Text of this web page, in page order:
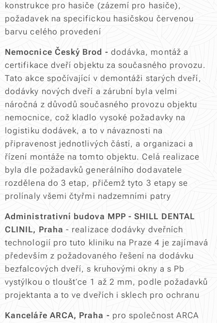
konstrukce pro hasiče (zázemí pro hasiče),
požadavek na specifickou hasičskou červenou
barvu celého provedení
Nemocnice Český Brod - dodávka, montáž a
certifikace dveří objektu za současného provozu.
Tato akce spočívající v demontáži starých dveří,
dodávky nových dveří a zárubní byla velmi
náročná z důvodů současného provozu objektu
nemocnice, což kladlo vysoké požadavky na
logistiku dodávek, a to v návaznosti na
připravenost jednotlivých částí, a organizaci a
řízení montáže na tomto objektu. Celá realizace
byla dle požadavků generálního dodavatele
rozdělena do 3 etap, přičemž tyto 3 etapy se
prolínaly všemi čtyřmi nadzemními patry
Administrativní budova MPP - SHILL DENTAL
CLINIL, Praha- realizace dodávky dveřních
technologií pro tuto kliniku na Praze 4 je zajímavá
především z požadovaného řešení na dodávku
bezfalcových dveří, s kruhovými okny a s Pb
vystýlkou o tloušťce 1 až 2 mm, podle požadavků
projektanta a to ve dveřích i sklech pro ochranu
Kanceláře ARCA, Praha - pro společnost ARCA